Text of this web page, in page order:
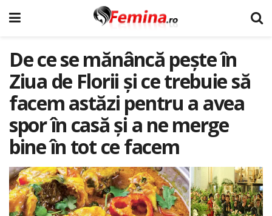
De ce se mănâncă pește în
Ziua de Florii și ce trebuie să
facem astăzi pentru a avea
spor în casă și a ne merge
bine în tot ce facem